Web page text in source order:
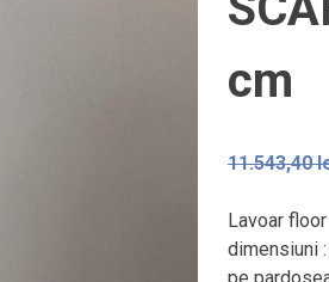
cm
11.543,40
Lavoar
dimensiuni